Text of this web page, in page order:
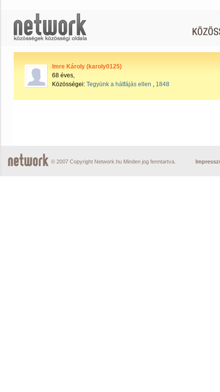
Imre Károly (karoly0125)
68 éves,
Közösségei: Tegyünk a hátfájás ellen , 1848
© 2007 Copyright Network.hu Minden jog fenntartva.